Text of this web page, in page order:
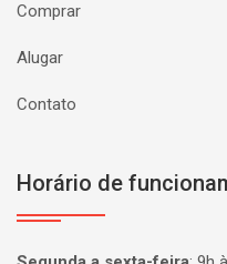
Comprar
Alugar
Contato
Horário de